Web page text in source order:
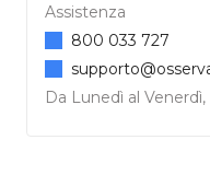
Assistenza
Da Lunedì al
800 033 727